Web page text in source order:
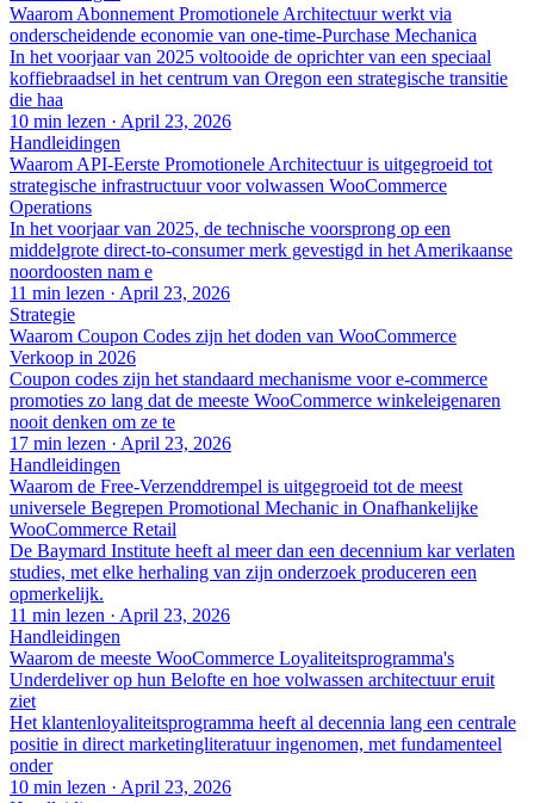
Waarom Abonnement Promotionele Architectuur werkt via
onderscheidende economie van one-time-Purchase Mechanica
In het voorjaar van 2025 voltooide de oprichter van een speciaal
koffiebraadsel in het centrum van Oregon een strategische transitie
die haa
10 min lezen · April 23, 2026
Handleidingen
Waarom API-Eerste Promotionele Architectuur is uitgegroeid tot
strategische infrastructuur voor volwassen WooCommerce
Operations
In het voorjaar van 2025, de technische voorsprong op een
middelgrote direct-to-consumer merk gevestigd in het Amerikaanse
noordoosten nam e
11 min lezen · April 23, 2026
Strategie
Waarom Coupon Codes zijn het doden van WooCommerce
Verkoop in 2026
Coupon codes zijn het standaard mechanisme voor e-commerce
promoties zo lang dat de meeste WooCommerce winkeleigenaren
nooit denken om ze te
17 min lezen · April 23, 2026
Handleidingen
Waarom de Free-Verzenddrempel is uitgegroeid tot de meest
universele Begrepen Promotional Mechanic in Onafhankelijke
WooCommerce Retail
De Baymard Institute heeft al meer dan een decennium kar verlaten
studies, met elke herhaling van zijn onderzoek produceren een
opmerkelijk.
11 min lezen · April 23, 2026
Handleidingen
Waarom de meeste WooCommerce Loyaliteitsprogramma's
Underdeliver op hun Belofte en hoe volwassen architectuur eruit
ziet
Het klantenloyaliteitsprogramma heeft al decennia lang een centrale
positie in direct marketingliteratuur ingenomen, met fundamenteel
onder
10 min lezen · April 23, 2026